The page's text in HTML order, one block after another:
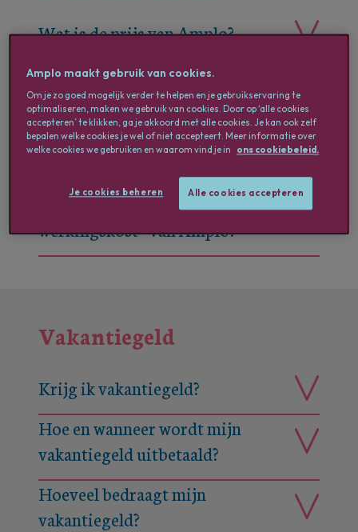
Wat is de prijs van Amplo?
Hoe bereken ik mijn
brutoloon?
Wat zit er in de coëfficiënt
Wat valt er onder “diensten en
werkingskost” van Amplo?
Vakantiegeld
Krijg ik vakantiegeld?
Hoe en wanneer wordt mijn
vakantiegeld uitbetaald?
Hoeveel bedraagt mijn
vakantiegeld?
Amplo maakt gebruik van cookies.
Om je zo goed mogelijk verder te helpen en je gebruikservaring te
optimaliseren, maken we gebruik van cookies. Door op ‘alle cookies
accepteren’ te klikken, ga je akkoord met alle cookies. Je kan ook zelf
bepalen welke cookies je wel of niet accepteert. Meer informatie over
welke cookies we gebruiken en waarom vind je in
ons cookiebeleid.
Je cookies beheren Alle cookies accepteren